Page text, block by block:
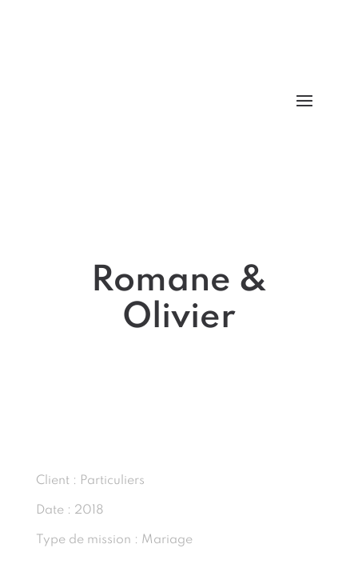
Romane &
Olivier
Client : Particuliers
Date : 2018
Type de mission : Mariage